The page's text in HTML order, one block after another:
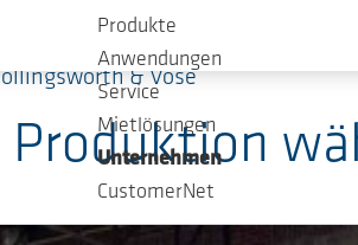
Produkte
Anwendungen
Service
Mietlösungen
Unternehmen
CustomerNet
& Vose